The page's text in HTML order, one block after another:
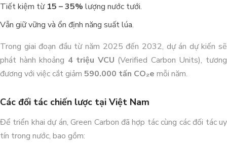
Tiết kiệm từ 15 – 35% lượng nước tưới.
Vẫn giữ vững và ổn định năng suất lúa.
Trong giai đoạn đầu từ năm 2025 đến 2032, dự án dự kiến sẽ
phát hành khoảng 4 triệu VCU (Verified Carbon Units), tương
đương với việc cắt giảm 590.000 tấn CO₂e mỗi năm.
Các đối tác chiến lược tại Việt Nam
Để triển khai dự án, Green Carbon đã hợp tác cùng các đối tác uy
tín trong nước, bao gồm:
Giải Pháp Xử Lý Mùi Hiệu Quả Cho
Trang Trại Bò Sữa CNC